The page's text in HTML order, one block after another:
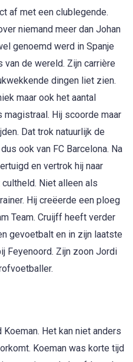
af met een clublegende.
niemand meer dan Johan
genoemd werd in Spanje
de wereld. Zijn carrière
dingen liet zien.
maar ook het aantal
Hij scoorde maar
Dat trok natuurlijk de
ook van FC Barcelona. Na
en vertrok hij naar
Niet alleen als
Hij creëerde een ploeg
Team. Cruijff heeft verder
gevoetbalt en in zijn laatste
Feyenoord. Zijn zoon Jordi
Koeman. Het kan niet anders
Koeman was korte tijd